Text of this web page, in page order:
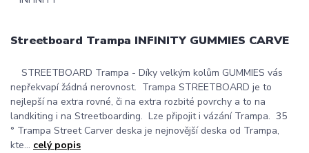
Streetboard Trampa INFINITY GUMMIES CARVE
STREETBOARD Trampa - Díky velkým kolům GUMMIES vás
nepřekvapí žádná nerovnost. Trampa STREETBOARD je to
nejlepší na extra rovné, či na extra rozbité povrchy a to na
landkiting i na Streetboarding. Lze připojit i vázání Trampa. 35
° Trampa Street Carver deska je nejnovější deska od Trampa,
kte... celý popis